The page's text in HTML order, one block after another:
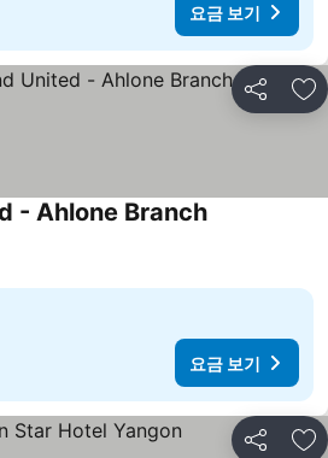
요금 보기
공유 즐
- Ahlone Branch
요금 보기
공유 즐